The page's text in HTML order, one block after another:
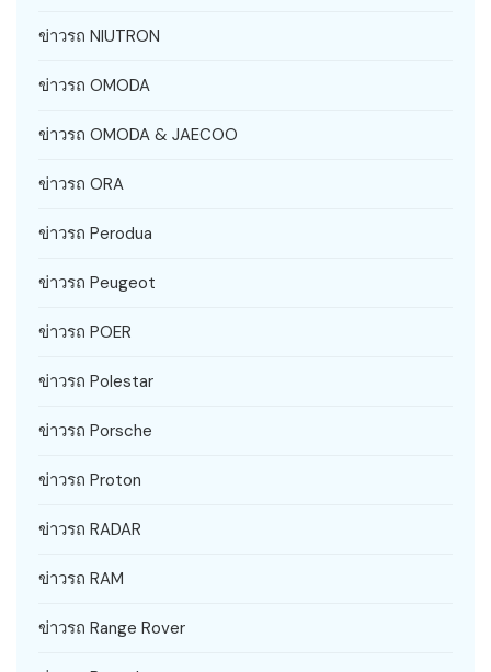
ข่าวรถ NIUTRON
ข่าวรถ OMODA
ข่าวรถ OMODA & JAECOO
ข่าวรถ ORA
ข่าวรถ Perodua
ข่าวรถ Peugeot
ข่าวรถ POER
ข่าวรถ Polestar
ข่าวรถ Porsche
ข่าวรถ Proton
ข่าวรถ RADAR
ข่าวรถ RAM
ข่าวรถ Range Rover